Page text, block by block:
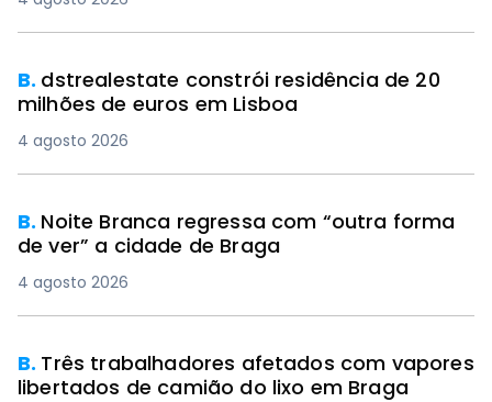
B. dstrealestate constrói residência de 20
milhões de euros em Lisboa
4 agosto 2026
B. Noite Branca regressa com “outra forma
de ver” a cidade de Braga
4 agosto 2026
B. Três trabalhadores afetados com vapores
libertados de camião do lixo em Braga